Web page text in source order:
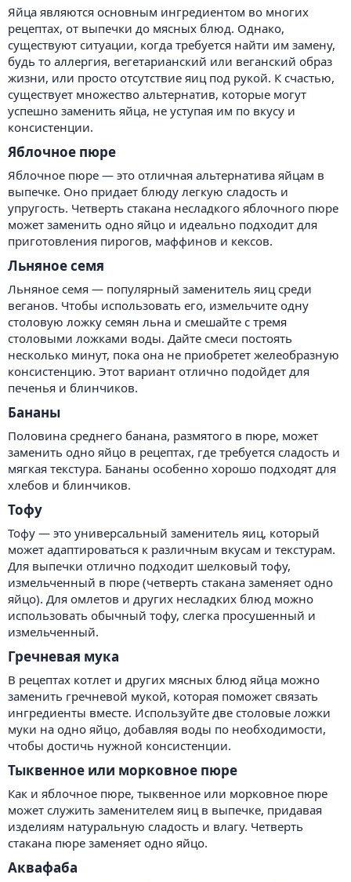
Яйца являются основным ингредиентом во многих
рецептах, от выпечки до мясных блюд. Однако,
существуют ситуации, когда требуется найти им замену,
будь то аллергия, вегетарианский или веганский образ
жизни, или просто отсутствие яиц под рукой. К счастью,
существует множество альтернатив, которые могут
успешно заменить яйца, не уступая им по вкусу и
консистенции.
Яблочное пюре​
Яблочное пюре — это отличная альтернатива яйцам в
выпечке. Оно придает блюду легкую сладость и
упругость. Четверть стакана несладкого яблочного пюре
может заменить одно яйцо и идеально подходит для
приготовления пирогов, маффинов и кексов.
Льняное семя​
Льняное семя — популярный заменитель яиц среди
веганов. Чтобы использовать его, измельчите одну
столовую ложку семян льна и смешайте с тремя
столовыми ложками воды. Дайте смеси постоять
несколько минут, пока она не приобретет желеобразную
консистенцию. Этот вариант отлично подойдет для
печенья и блинчиков.
Бананы​
Половина среднего банана, размятого в пюре, может
заменить одно яйцо в рецептах, где требуется сладость и
мягкая текстура. Бананы особенно хорошо подходят для
хлебов и блинчиков.
Тофу​
Тофу — это универсальный заменитель яиц, который
может адаптироваться к различным вкусам и текстурам.
Для выпечки отлично подходит шелковый тофу,
измельченный в пюре (четверть стакана заменяет одно
яйцо). Для омлетов и других несладких блюд можно
использовать обычный тофу, слегка просушенный и
измельченный.
Гречневая мука
В рецептах котлет и других мясных блюд яйца можно
заменить гречневой мукой, которая поможет связать
ингредиенты вместе. Используйте две столовые ложки
муки на одно яйцо, добавляя воды по необходимости,
чтобы достичь нужной консистенции.
Тыквенное или морковное пюре​
Как и яблочное пюре, тыквенное или морковное пюре
может служить заменителем яиц в выпечке, придавая
изделиям натуральную сладость и влагу. Четверть
стакана пюре заменяет одно яйцо.
Аквафаба​